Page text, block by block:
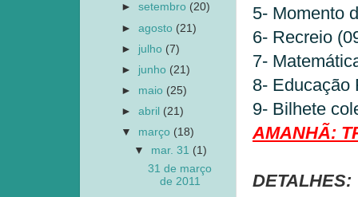
5- Momento
6- Recreio
7-
8- Educação
9- Bilhete
AMANHÃ:
DETALHES:
►setembro (20)
►agosto (21)
► julho (7)
► junho (21)
► maio (25)
►abril (21)
▼ março (18)
▼ mar. 31 (1)
31 de março
de 2011